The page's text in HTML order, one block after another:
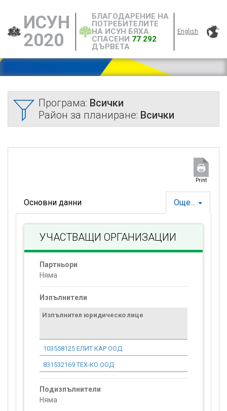
ИСУН
2020
БЛАГОДАРЕНИЕ НА
ПОТРЕБИТЕЛИТЕ
НА ИСУН БЯХА
СПАСЕНИ 77 292
ДЪРВЕТА
English
Програма: Всички
Район за планиране: Всички
Print
Още...
Основни данни
УЧАСТВАЩИ ОРГАНИЗАЦИИ
Партньори
Няма
Изпълнители
Изпълнител юридическо лице
103558125 ЕЛИТ КАР ООД
831532169 ТЕХ-КО ООД
Подизпълнители
Няма